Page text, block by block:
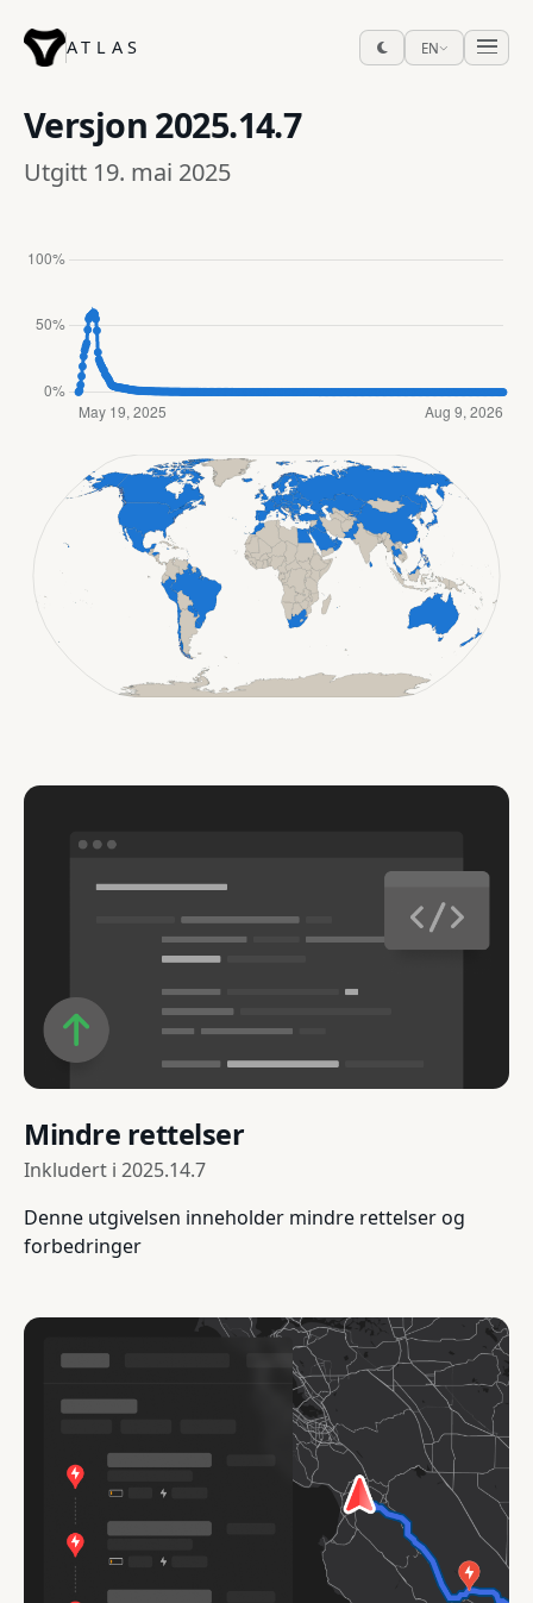
ATLAS EN
Versjon 2025.14.7
Utgitt 19. mai 2025
Mindre rettelser
Inkludert i 2025.14.7
Denne utgivelsen inneholder mindre rettelser og
forbedringer